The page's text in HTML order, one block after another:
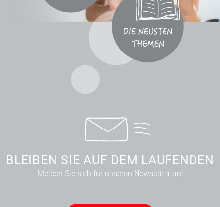
BLEIBEN SIE AUF DEM LAUFENDEN
Melden Sie sich für unseren Newsletter an!